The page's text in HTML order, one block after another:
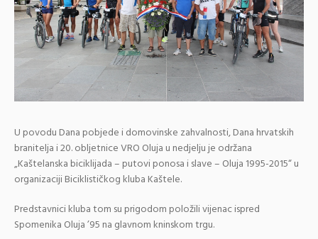
U povodu Dana pobjede i domovinske zahvalnosti, Dana hrvatskih
branitelja i 20. obljetnice VRO Oluja u nedjelju je održana
„Kaštelanska biciklijada – putovi ponosa i slave – Oluja 1995-2015“ u
organizaciji Biciklističkog kluba Kaštele.
Predstavnici kluba tom su prigodom položili vijenac ispred
Spomenika Oluja ’95 na glavnom kninskom trgu.